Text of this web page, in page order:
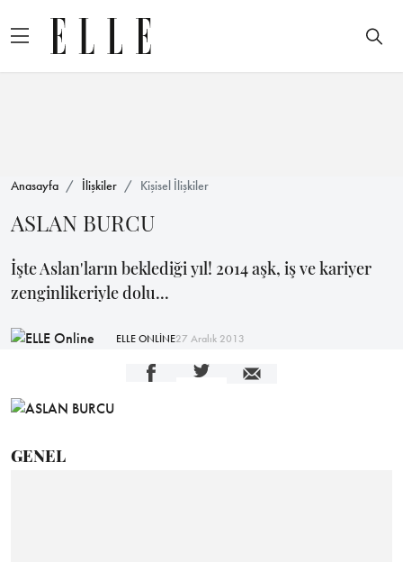
Anasayfa İlişkiler Kişisel İlişkiler
ASLAN BURCU
İşte Aslan'ların beklediği yıl! 2014 aşk, iş ve kariyer
zenginlikeriyle dolu...
ELLE ONLİNE27 Aralık 2013
GENEL